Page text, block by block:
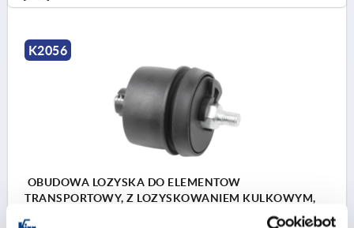
K2056
OBUDOWA LOZYSKA DO ELEMENTOW
TRANSPORTOWY, Z LOZYSKOWANIEM KULKOWYM,